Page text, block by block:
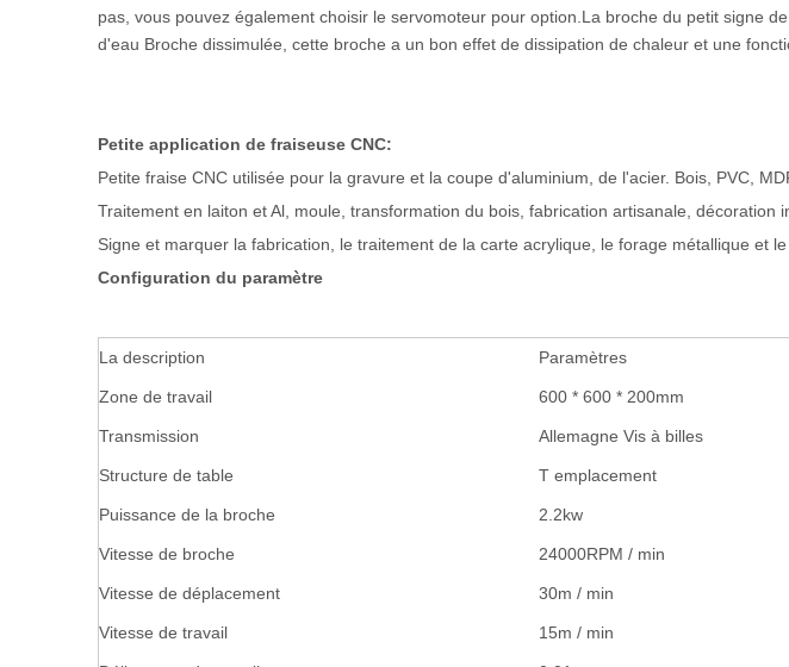
pas, vous pouvez également choisir le servomoteur pour option.La broche du petit signe
d'eau Broche dissimulée, cette broche a un bon effet de dissipation de chaleur et une
Petite application de fraiseuse CNC:
Petite fraise CNC utilisée pour la gravure et la coupe d'aluminium, de l'acier. Bois, PVC,
Traitement en laiton et Al, moule, transformation du bois, fabrication artisanale, décoration
Signe et marquer la fabrication, le traitement de la carte acrylique, le forage métallique et le
Configuration du paramètre
La description Paramètres
Zone de travail 600 * 600 * 200mm
Transmission Allemagne Vis à billes
Structure de table T emplacement
Puissance de la broche 2.2kw
Vitesse de broche 24000RPM / min
Vitesse de déplacement 30m / min
Vitesse de travail 15m / min